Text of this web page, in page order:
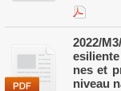
2022/
nes et
niveau